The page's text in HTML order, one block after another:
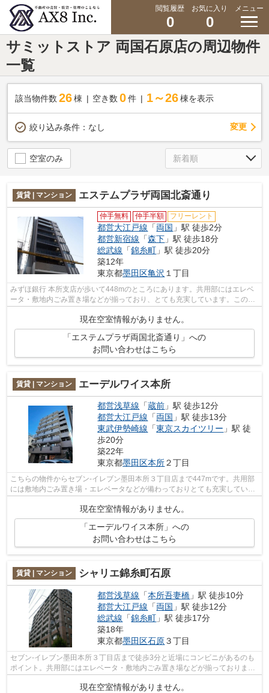
閲覧履歴
0
お気に入り
0
メニュー
サミットストア 両国石原店の周辺物件
一覧
該当物件数 26棟 空き数 0 件 1～26 棟を表示
絞り込み条件： なし 変更
空室のみ
賃貸 | マンション エステムプラザ両国北斎通り
仲手無料 仲手半額 フリーレント
都営大江戸線 「両国 」駅 徒歩2分
都営新宿線 「森下 」駅 徒歩18分
総武線 「錦糸町 」駅 徒歩20分
築12年
東京都墨田区亀沢 １丁目
みずほ銀行 本所支店が歩いて448mのところにあります。共用部にはエレベ
ータ・敷地内ごみ置き場などが揃っており、とても充実しています。この物
現在空室情報がありません。
「エステムプラザ両国北斎通り」への
お問い合わせはこちら
賃貸 | マンション エーデルワイス本所
都営浅草線 「蔵前 」駅 徒歩12分
都営大江戸線 「両国 」駅 徒歩13分
東武伊勢崎線 「東京スカイツリー 」駅 徒
歩20分
築22年
東京都墨田区本所２丁目
こちらの物件からセブン-イレブン墨田本所３丁目店まで447mです。共用部
には敷地内ごみ置き場・エレベータなどが備わっておりとても充実していま
す。四季折々の風を感じられる通風良好...
現在空室情報がありません。
「エーデルワイス本所」への
お問い合わせはこちら
賃貸 | マンション シャリエ錦糸町石原
都営浅草線 「本所吾妻橋 」駅 徒歩10分
都営大江戸線 「両国 」駅 徒歩12分
総武線 「錦糸町 」駅 徒歩17分
築18年
東京都墨田区石原３丁目
セブン-イレブン墨田本所３丁目店まで徒歩3分と近場にコンビニがあるのも
ポイント。共用部にはエレベータ・敷地内ごみ置き場などが揃っておりま
す。周辺に駅が2つあるので電車での移動...
現在空室情報がありません。